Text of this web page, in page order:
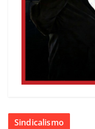
Sindicalismo